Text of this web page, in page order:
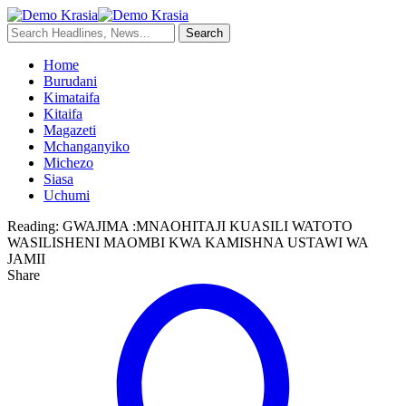
Home
Burudani
Kimataifa
Kitaifa
Magazeti
Mchanganyiko
Michezo
Siasa
Uchumi
Reading: GWAJIMA :MNAOHITAJI KUASILI WATOTO
WASILISHENI MAOMBI KWA KAMISHNA USTAWI WA
JAMII
Share